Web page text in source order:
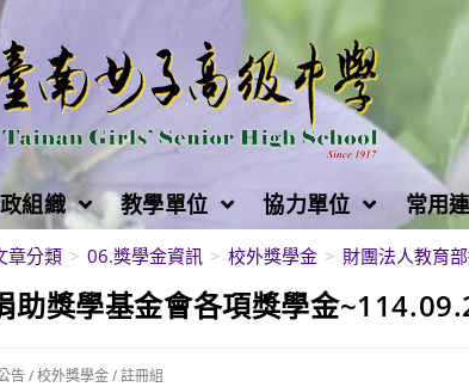
組織 教學單位 協力單位 常用
章分類 > 06.獎學金資訊 > 校外獎學金 > 財團法人教育
助獎學基金會各項獎學金
告/校外獎學金/註冊組